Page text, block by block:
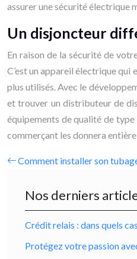
assurer une sécurité électrique
Un disjoncteur
En raison de la sécurité de
C’est un appareil électrique qui
plus utilisés. Avec le
et trouver un distributeur de
équipements de qualité de
commerçant les donnera
Comment installer son
Nos derniers
Crédit relais : dans quels
Protégez votre passion